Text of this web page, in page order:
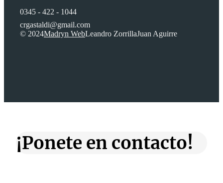
0345 - 422 - 1044
crgastaldi@gmail.com
© 2024Madryn WebLeandro ZorrillaJuan Aguirre
¡Ponete en contacto!